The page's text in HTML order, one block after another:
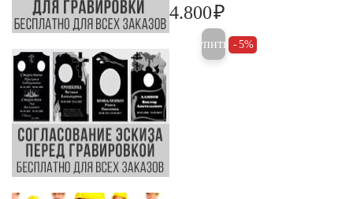
4.800₽
Купить 5%